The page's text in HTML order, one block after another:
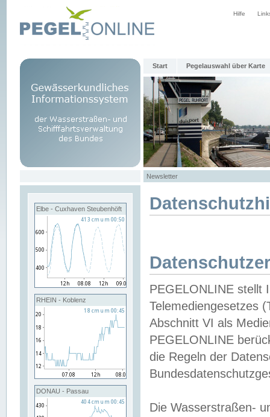
Hilfe
Start Pegelauswahl über Karte
Newsletter
Elbe - Cuxhaven Steubenhöft
RHEIN - Koblenz
DONAU - Passau
PEGELONLINE stellt
Telemediengesetzes
Abschnitt VI als
PEGELONLINE
die Regeln der
Die Wasserstraßen-